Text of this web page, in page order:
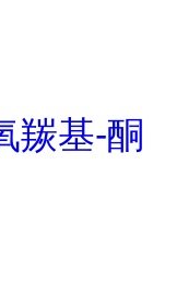
羰基-酮